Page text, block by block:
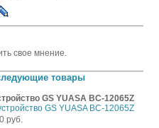
свое мнение.
товары
GS YUASA BC-12065Z
руб.